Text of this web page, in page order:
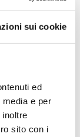
sui cookie
ed
e per
sito con i
ICN 200I a
naturale